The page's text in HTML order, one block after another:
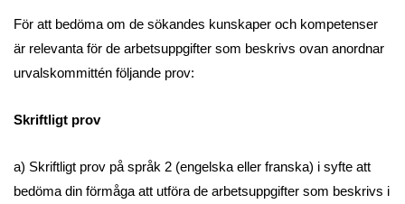
För att bedöma om de sökandes kunskaper och kompetenser
är relevanta för de arbetsuppgifter som beskrivs ovan anordnar
urvalskommittén följande prov:
Skriftligt prov
a) Skriftligt prov på språk 2 (engelska eller franska) i syfte att
bedöma din förmåga att utföra de arbetsuppgifter som beskrivs i